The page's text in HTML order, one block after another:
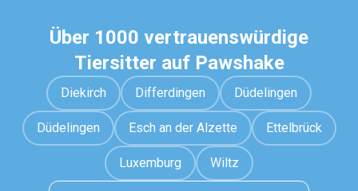
Über 1000 vertrauenswürdige
Tiersitter auf Pawshake
Diekirch Differdingen Düdelingen
Düdelingen Esch an der Alzette Ettelbrück
Luxemburg Wiltz